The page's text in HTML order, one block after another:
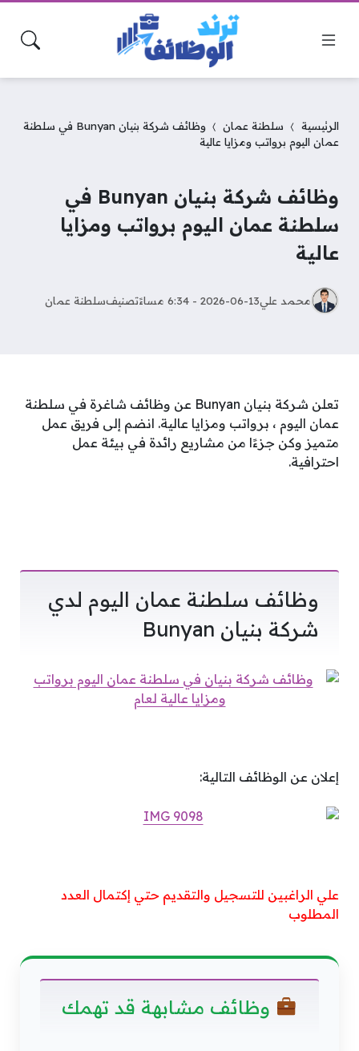
الرئيسية سلطنة عمان
وظائف شركة بنيان Bunyan في سلطنة
عمان اليوم برواتب ومزايا عالية
وظائف شركة بنيان Bunyan في
سلطنة عمان اليوم برواتب ومزايا
عالية
محمد علي2026-06-13 - 6:34 مساءً تصنيفسلطنة عمان
تعلن شركة بنيان Bunyan عن وظائف شاغرة في سلطنة
عمان اليوم ، برواتب ومزايا عالية. انضم إلى فريق عمل
متميز وكن جزءًا من مشاريع رائدة في بيئة عمل
احترافية.
وظائف سلطنة عمان اليوم لدي
شركة بنيان Bunyan
إعلان عن الوظائف التالية:
علي الراغبين للتسجيل والتقديم حتي إكتمال العدد
المطلوب
وظائف مشابهة قد تهمك